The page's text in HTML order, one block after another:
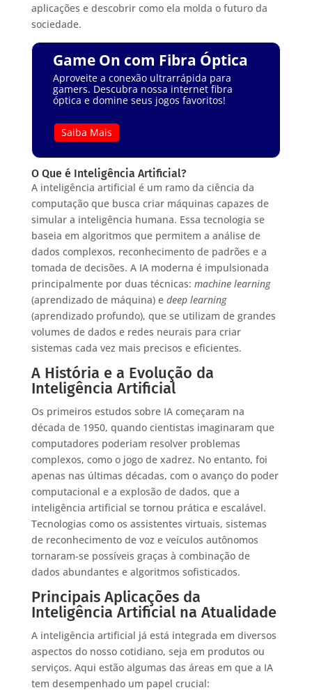
aplicações e descobrir como ela molda o futuro da
sociedade.
Game On com Fibra Óptica
Aproveite a conexão ultrarrápida para
gamers. Descubra nossa internet fibra
óptica e domine seus jogos favoritos!
Saiba Mais
O Que é Inteligência Artificial?
A inteligência artificial é um ramo da ciência da
computação que busca criar máquinas capazes de
simular a inteligência humana. Essa tecnologia se
baseia em algoritmos que permitem a análise de
dados complexos, reconhecimento de padrões e a
tomada de decisões. A IA moderna é impulsionada
principalmente por duas técnicas: machine learning
(aprendizado de máquina) e deep learning
(aprendizado profundo), que se utilizam de grandes
volumes de dados e redes neurais para criar
sistemas cada vez mais precisos e eficientes.
A História e a Evolução da
Inteligência Artificial
Os primeiros estudos sobre IA começaram na
década de 1950, quando cientistas imaginaram que
computadores poderiam resolver problemas
complexos, como o jogo de xadrez. No entanto, foi
apenas nas últimas décadas, com o avanço do poder
computacional e a explosão de dados, que a
inteligência artificial se tornou prática e escalável.
Tecnologias como os assistentes virtuais, sistemas
de reconhecimento de voz e veículos autônomos
tornaram-se possíveis graças à combinação de
dados abundantes e algoritmos sofisticados.
Principais Aplicações da
Inteligência Artificial na Atualidade
A inteligência artificial já está integrada em diversos
aspectos do nosso cotidiano, seja em produtos ou
serviços. Aqui estão algumas das áreas em que a IA
tem desempenhado um papel crucial: